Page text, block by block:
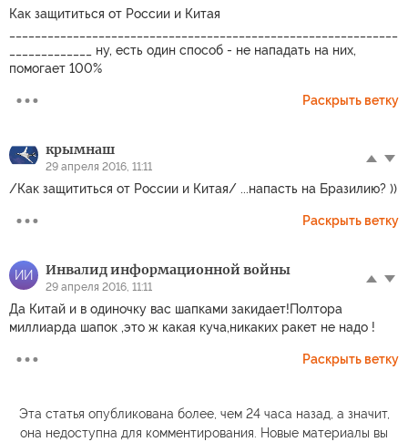
Как защититься от России и Китая
_____________ ну, есть один способ - не нападать на них,
помогает 100%
Раскрыть ветку
крымнаш
29 апреля 2016, 11:11
/Как защититься от России и Китая/ ...напасть на Бразилию? ))
Раскрыть ветку
ИИ Инвалид информационной войны
29 апреля 2016, 11:11
Да Китай и в одиночку вас шапками закидает!Полтора
миллиарда шапок ,это ж какая куча,никаких ракет не надо !
Раскрыть ветку
Эта статья опубликована более, чем 24 часа назад, а значит,
она недоступна для комментирования. Новые материалы вы